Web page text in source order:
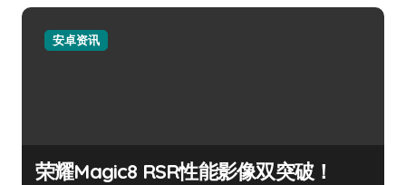
安卓资讯
荣耀Magic8 RSR性能影像双突破！